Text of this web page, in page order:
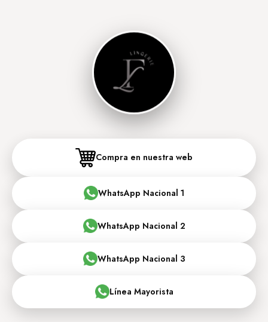
Compra en nuestra web
WhatsApp Nacional 1
WhatsApp Nacional 2
WhatsApp Nacional 3
Línea Mayorista